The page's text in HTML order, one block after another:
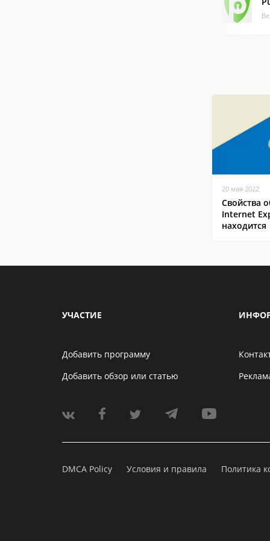
20 мая 2022
Свойства
Internet
находится
УЧАСТИЕ
Добавить программу
Добавить обзор или статью
DMCA Policy Условия и правила Политика